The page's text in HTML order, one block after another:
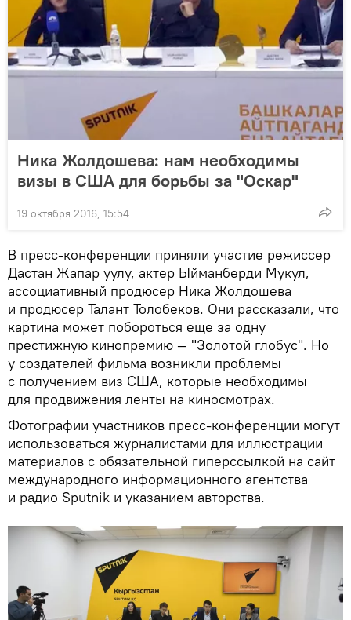
Ника Жолдошева: нам необходимы
визы в США для борьбы за "Оскар"
19 октября 2016, 15:54
В пресс-конференции приняли участие режиссер
Дастан Жапар уулу, актер Ыйманберди Мукул,
ассоциативный продюсер Ника Жолдошева
и продюсер Талант Толобеков. Они рассказали, что
картина может побороться еще за одну
престижную кинопремию — "Золотой глобус". Но
у создателей фильма возникли проблемы
с получением виз США, которые необходимы
для продвижения ленты на киносмотрах.
Фотографии участников пресс-конференции могут
использоваться журналистами для иллюстрации
материалов с обязательной гиперссылкой на сайт
международного информационного агентства
и радио Sputnik и указанием авторства.